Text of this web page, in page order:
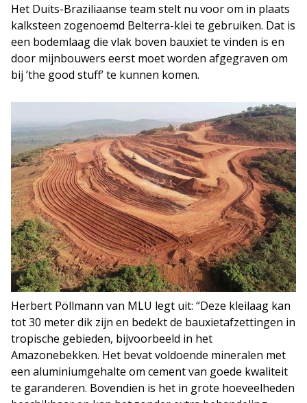
Het Duits-Braziliaanse team stelt nu voor om in plaats
kalksteen zogenoemd Belterra-klei te gebruiken. Dat is
een bodemlaag die vlak boven bauxiet te vinden is en
door mijnbouwers eerst moet worden afgegraven om
bij ’the good stuff’ te kunnen komen.
Herbert Pöllmann van MLU legt uit: “Deze kleilaag kan
tot 30 meter dik zijn en bedekt de bauxietafzettingen in
tropische gebieden, bijvoorbeeld in het
Amazonebekken. Het bevat voldoende mineralen met
een aluminiumgehalte om cement van goede kwaliteit
te garanderen. Bovendien is het in grote hoeveelheden